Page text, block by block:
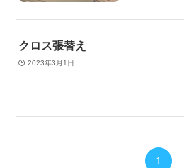
クロス張替え
2023年3月1日
1